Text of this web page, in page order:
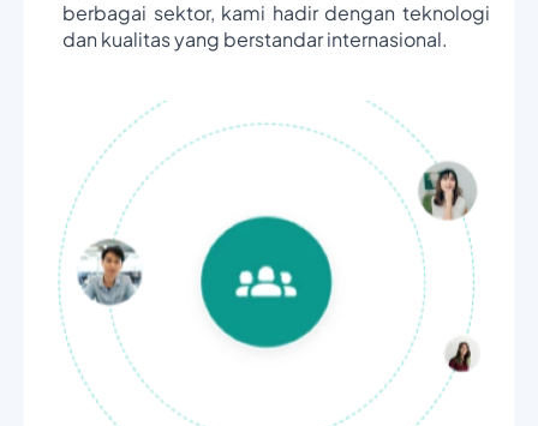
berbagai sektor, kami hadir dengan teknologi
dan kualitas yang berstandar internasional.